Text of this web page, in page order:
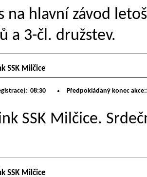
na hlavní závod
a 3-čl. družstev.
SSK Milčice
08:30 Předpokládaný konec
SSK Milčice.
SSK Milčice